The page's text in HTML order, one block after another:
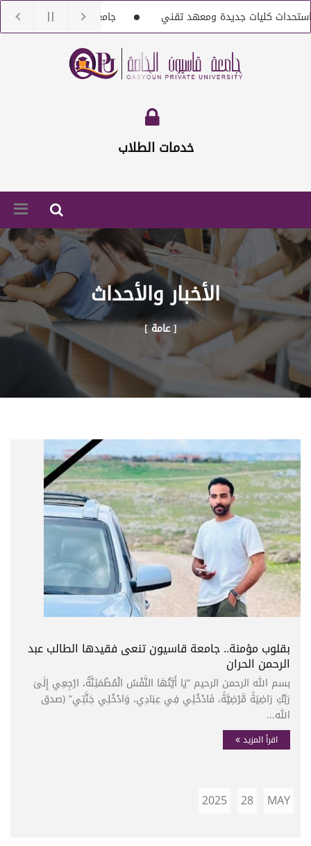
كليات جديدة ومعهد تقني
جامعة قاسيون تنعى الدكتور بشار
أعضاء هيئة تعليمية من حملة الماجستير والدكتوراه
خدمات الطلاب
الأخبار والأحداث
[ عامة ]
بقلوب مؤمنة.. جامعة قاسيون تنعى فقيدها الطالب عبد
الرحمن الحران
بسم الله الرحمن الرحيم “يَا أَيَّتُهَا النَّفْسُ الْمُطْمَئِنَّةُ، ارْجِعِي إِلَىٰ
رَبِّكِ رَاضِيَةً مَّرْضِيَّةً، فَادْخُلِي فِي عِبَادِي، وَادْخُلِي جَنَّتِي” (صدق
الله...
اقرأ المزيد
MAY
28
2025